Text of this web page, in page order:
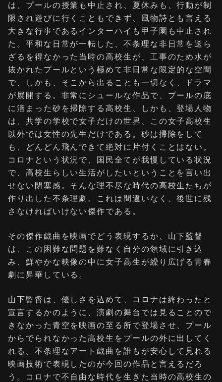
は、プールの授業も中止され、夏休みも、行動が制
限され遊びに行くこともできず、風物詩とも言える
大きな行事であるインターハイも甲子園も中止され
た。平和な日常が一転した、不条理な非日常を送ら
ざるを得なかった当時の高校生が、工事のため水が
抜かれたプールという極めて非日常な限定的な空間
で、しかも、そこから出ることも一切なく、ドラマ
が展開する。非常にシュールな作品で、プールの底
に溜まった砂を掃除する高校生、しかも、登場人物
は、共学の学校で女子だけの世界、この女子高校生
以外では女性の先生だけである。砂は掃除をして
も、どんどん飛んできて絶対に片付くことはない。
コロナという状況で、国民全てが我慢している状況
で、高校生らしい生活がしたいということを言い出
せない閉塞感。そんな理不尽な時代の高校生たちが
作り出した不条理劇。これは間違いなく、後世に残
さなければいけない傑作である。
その傑作戯曲を映画でどう表現するか、山下監督
は、この困難な問題を難なく自分の領域に引き込
み、鮮やかな映像の中に女子高生が繰り広げる青春
劇に昇華している。
山下監督は、優しさを込めて、コロナは終わったと
宣言するかのように、演劇の舞台では見ることので
きなかった青空を映画の至る所で登場させ、プール
からでられなかった高校生をプールの外に出してく
れる。不条理なアート戯曲を誰もが安心して見れる
映画技術で表現したのが今回の作品と言えるだろ
う。コロナで不自由な時代を生きた当時の高校生の